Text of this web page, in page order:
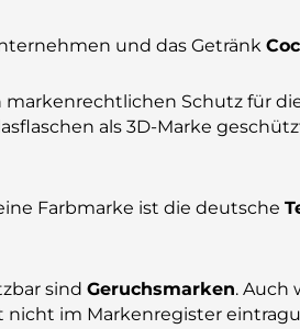
und das Getränk
Schutz für
als 3D-Marke
Farbmarke ist die deutsche
sind Geruchsmarken. Auch
nicht im Markenregister